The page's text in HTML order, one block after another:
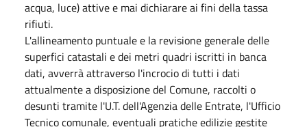
acqua, luce) attive e mai dichiarare ai fini della tassa
rifiuti.
L'allineamento puntuale e la revisione generale delle
superfici catastali e dei metri quadri iscritti in banca
dati, avverrà attraverso l'incrocio di tutti i dati
attualmente a disposizione del Comune, raccolti o
desunti tramite l'U.T. dell'Agenzia delle Entrate, l'Ufficio
Tecnico comunale, eventuali pratiche edilizie gestite